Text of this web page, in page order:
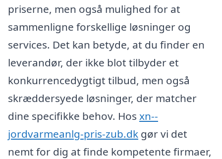
priserne, men også mulighed for at
sammenligne forskellige løsninger og
services. Det kan betyde, at du finder en
leverandør, der ikke blot tilbyder et
konkurrencedygtigt tilbud, men også
skræddersyede løsninger, der matcher
dine specifikke behov. Hos xn--
jordvarmeanlg-pris-zub.dk gør vi det
nemt for dig at finde kompetente firmaer,